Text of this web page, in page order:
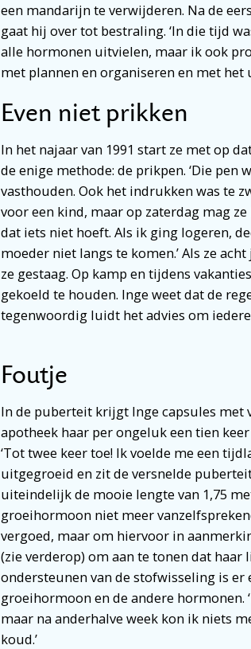
een mandarijn te verwijderen. Na de
gaat hij over tot bestraling. ‘In die tijd
alle hormonen uitvielen, maar ik ook
met plannen en organiseren en met het
Even niet prikken
In het najaar van 1991 start ze met op
de enige methode: de prikpen. ‘Die
vasthouden. Ook het indrukken was te
voor een kind, maar op zaterdag mag
dat iets niet hoeft. Als ik ging logeren,
moeder niet langs te komen.’ Als ze
ze gestaag. Op kamp en tijdens
gekoeld te houden. Inge weet dat de
tegenwoordig luidt het advies om
Foutje
In de puberteit krijgt Inge capsules
apotheek haar per ongeluk een tien
‘Tot twee keer toe! Ik voelde me een
uitgegroeid en zit de versnelde
uiteindelijk de mooie lengte van 1,75
groeihormoon niet meer
vergoed, maar om hiervoor in
(zie verderop) om aan te tonen dat
ondersteunen van de stofwisseling is
groeihormoon en de andere hormonen.
maar na anderhalve week kon ik niets
koud.’